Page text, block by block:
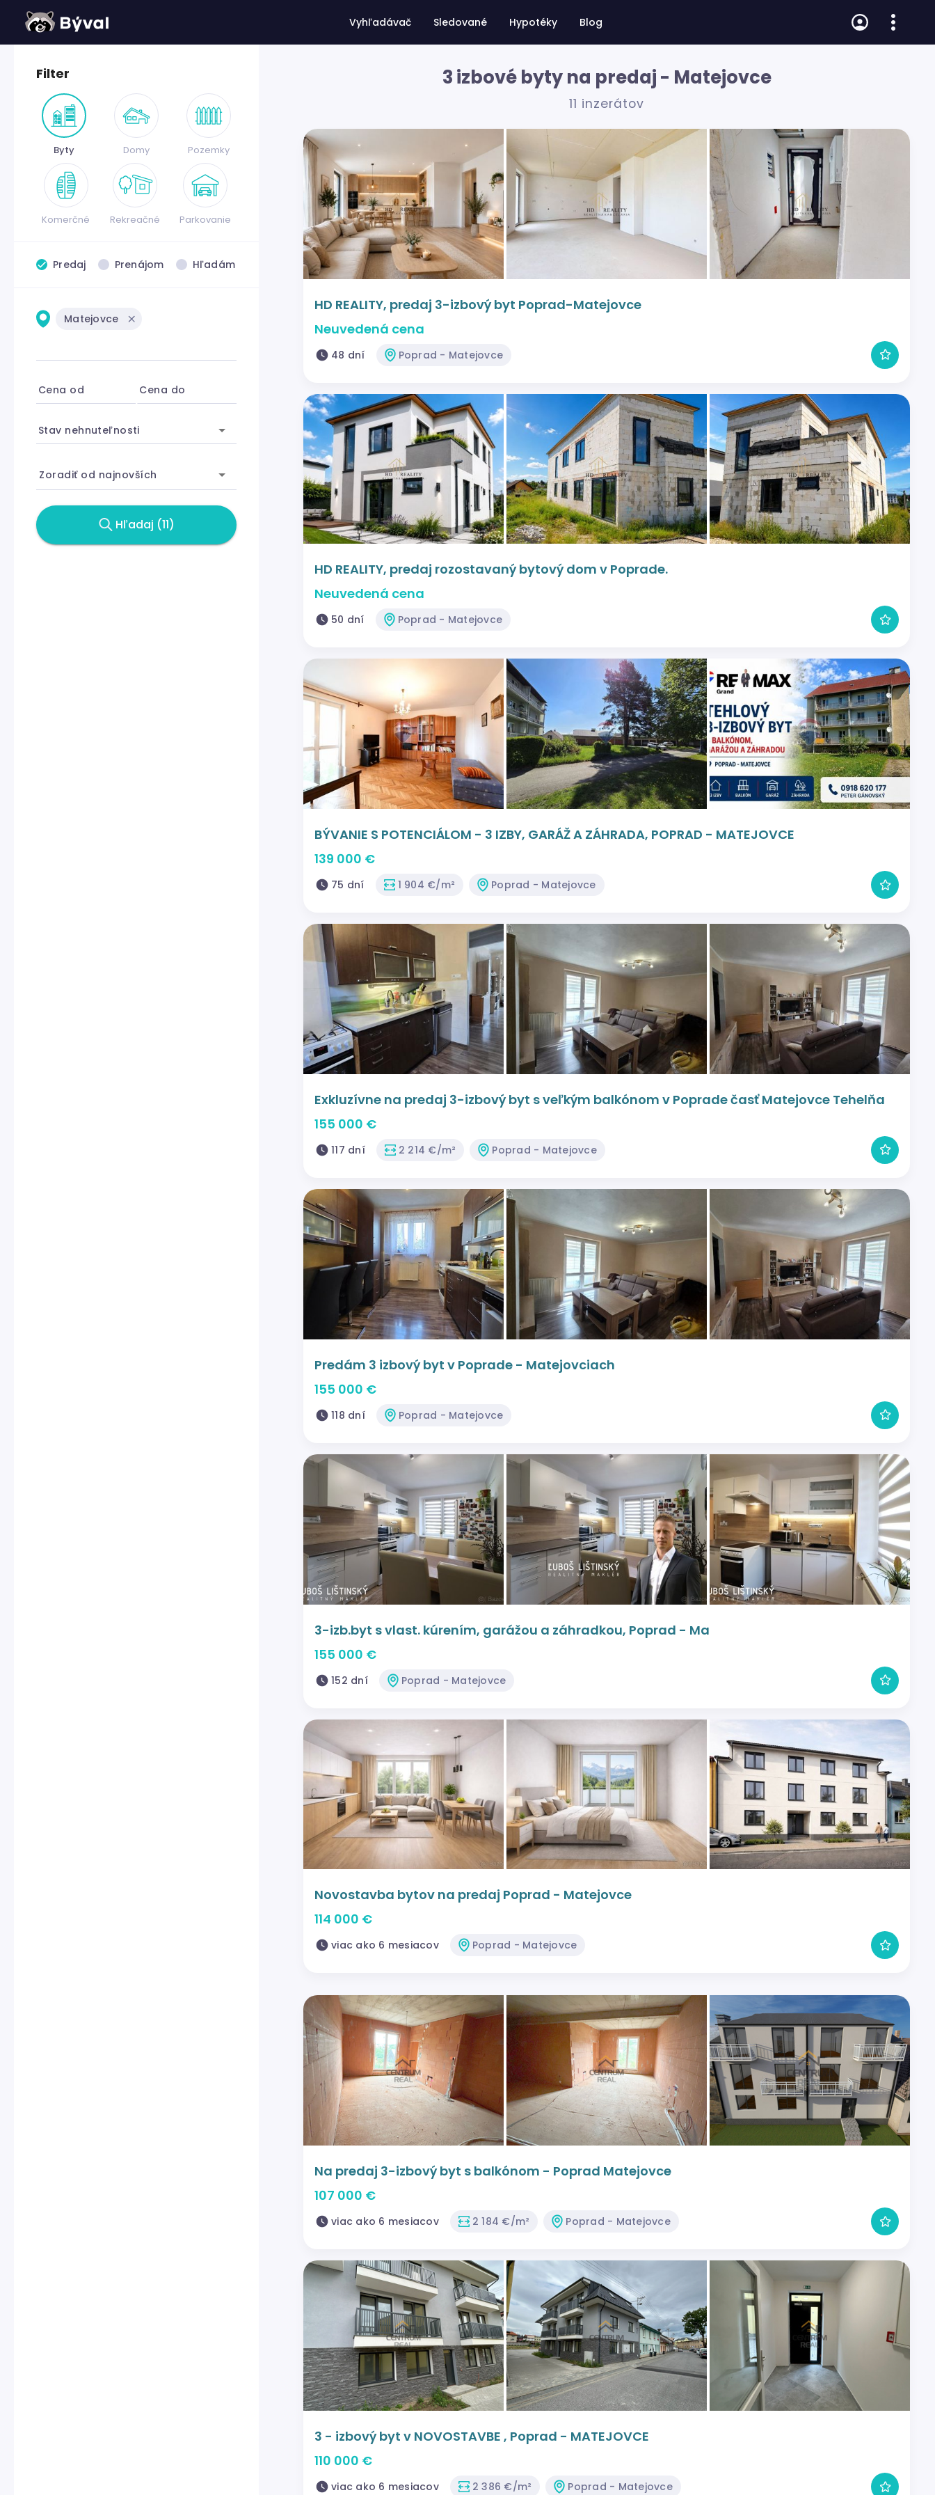
Vyhľadávač Sledované Hypotéky Blog
Filter
Byty Domy Pozemky
Komerčné Rekreačné Parkovanie
Predaj Prenájom Hľadám
Matejovce
Cena od Cena do
Stav nehnuteľnosti
Zoradiť od najnovších
Hľadaj (11)
3 izbové byty na predaj - Matejovce
11 inzerátov
HD REALITY, predaj 3-izbový byt Poprad-Matejovce
Neuvedená cena
48 dní Poprad - Matejovce
HD REALITY, predaj rozostavaný bytový dom v Poprade.
Neuvedená cena
50 dní Poprad - Matejovce
BÝVANIE S POTENCIÁLOM - 3 IZBY, GARÁŽ A ZÁHRADA, POPRAD - MATEJOVCE
139 000 €
75 dní 1 904 €/m² Poprad - Matejovce
Exkluzívne na predaj 3-izbový byt s veľkým balkónom v Poprade časť Matejovce Tehelňa
155 000 €
117 dní 2 214 €/m² Poprad - Matejovce
Predám 3 izbový byt v Poprade - Matejovciach
155 000 €
118 dní Poprad - Matejovce
3-izb.byt s vlast. kúrením, garážou a záhradkou, Poprad - Ma
155 000 €
152 dní Poprad - Matejovce
Novostavba bytov na predaj Poprad - Matejovce
114 000 €
viac ako 6 mesiacov Poprad - Matejovce
Na predaj 3-izbový byt s balkónom - Poprad Matejovce
107 000 €
viac ako 6 mesiacov 2 184 €/m² Poprad - Matejovce
3 - izbový byt v NOVOSTAVBE , Poprad - MATEJOVCE
110 000 €
viac ako 6 mesiacov 2 386 €/m² Poprad - Matejovce